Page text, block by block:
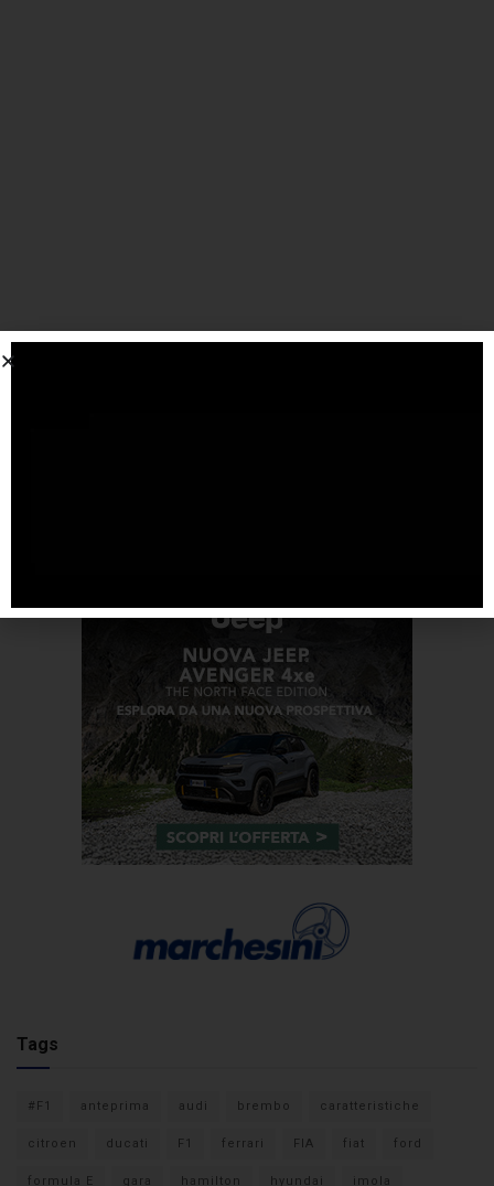
Tags
#F1 anteprima audi brembo caratteristiche
citroen ducati F1 ferrari FIA fiat ford
formula E gara hamilton hyundai imola